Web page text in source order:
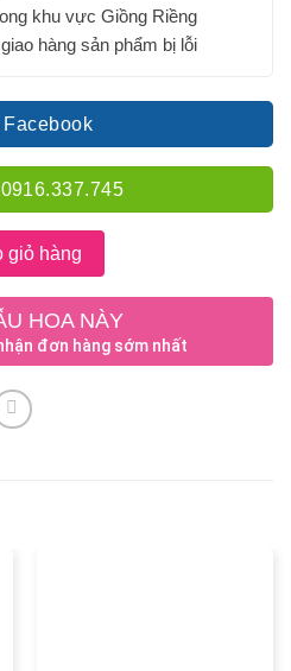
khu vực Giồng Riềng
hàng sản phẩm bị lỗi
Facebook
giỏ hàng
HOA NÀY
đơn hàng sớm nhất